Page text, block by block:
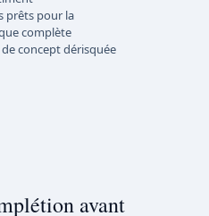
prêts pour la
complète
concept dérisquée
avant